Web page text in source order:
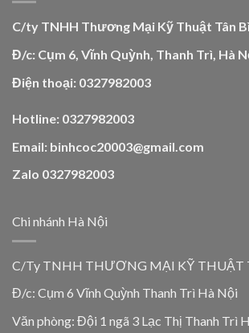
C/ty TNHH Thương Mại Kỹ Thuật Tân
Đ/c: Cụm 6, Vĩnh Quỳnh, Thanh Trì, Hà
Điện thoại: 0327982003
Hotline: 0327982003
Email: binhcoc20003@gmail.com
Zalo 0327982003
Chi nhánh Hà Nội
C/Ty TNHH THƯƠNG MẠI KỸ THUẬT
Đ/c: Cụm 6 Vĩnh Quỳnh Thanh Trì Hà Nội
Văn phòng: Đội 1 ngã 3 Lạc Thị Thanh Trì